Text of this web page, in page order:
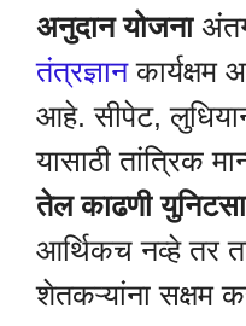
अनुदान योजना
तंत्रज्ञानकार्यक्षम
आहे. सीपेट,
यासाठी तांत्रिक
तेल काढणी
आर्थिकच नव्हे तर
शेतकऱ्यांना सक्षम